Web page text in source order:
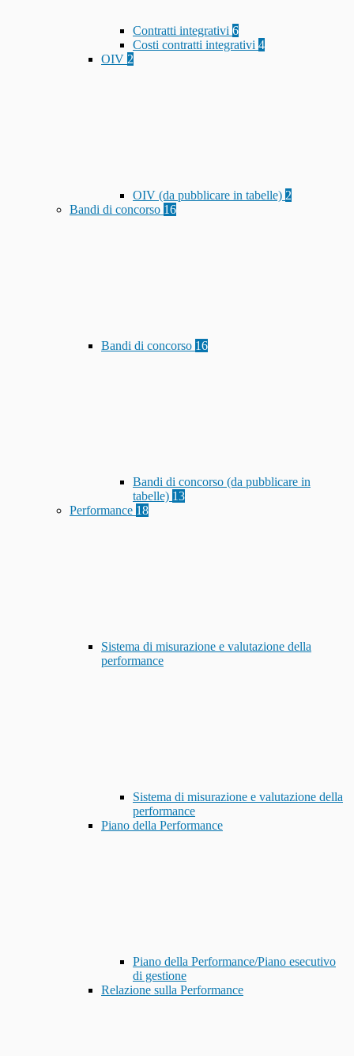
Contratti integrativi 6
Costi contratti integrativi 4
OIV 2
OIV (da pubblicare in tabelle) 2
Bandi di concorso 16
Bandi di concorso 16
Bandi di concorso (da pubblicare in
tabelle) 13
Performance 18
Sistema di misurazione e valutazione della
performance
Sistema di misurazione e valutazione della
performance
Piano della Performance
Piano della Performance/Piano esecutivo
di gestione
Relazione sulla Performance